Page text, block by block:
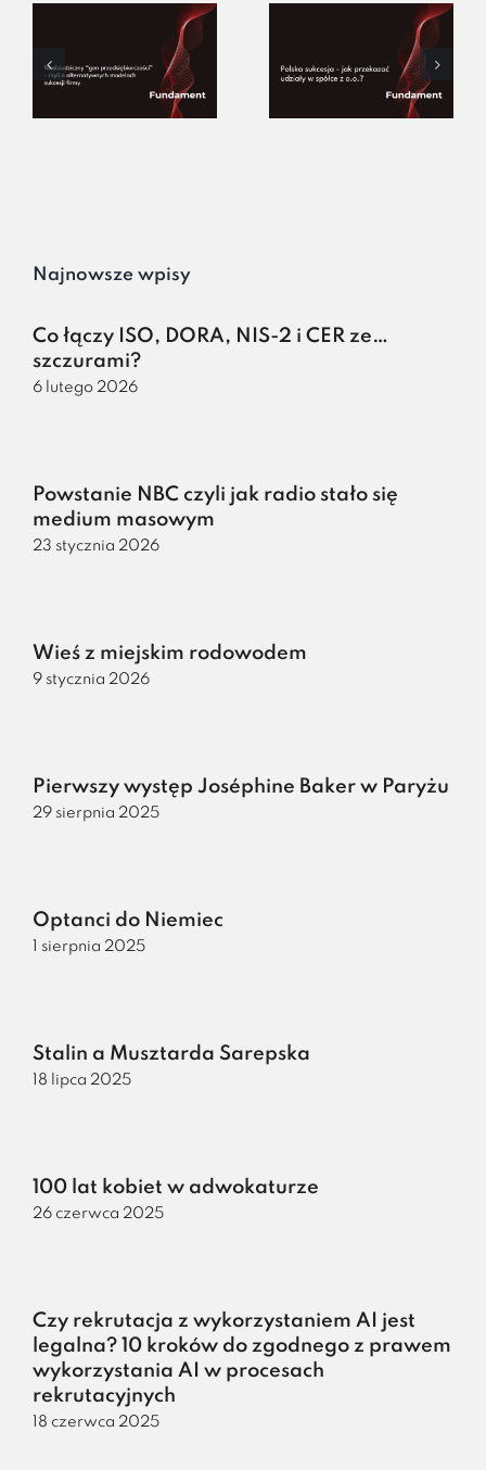
Najnowsze wpisy
Co łączy ISO, DORA, NIS-2 i CER ze…
szczurami?
6 lutego 2026
Powstanie NBC czyli jak radio stało się
medium masowym
23 stycznia 2026
Wieś z miejskim rodowodem
9 stycznia 2026
Pierwszy występ Joséphine Baker w Paryżu
29 sierpnia 2025
Optanci do Niemiec
1 sierpnia 2025
Stalin a Musztarda Sarepska
18 lipca 2025
100 lat kobiet w adwokaturze
26 czerwca 2025
Czy rekrutacja z wykorzystaniem AI jest
legalna? 10 kroków do zgodnego z prawem
wykorzystania AI w procesach
rekrutacyjnych
18 czerwca 2025